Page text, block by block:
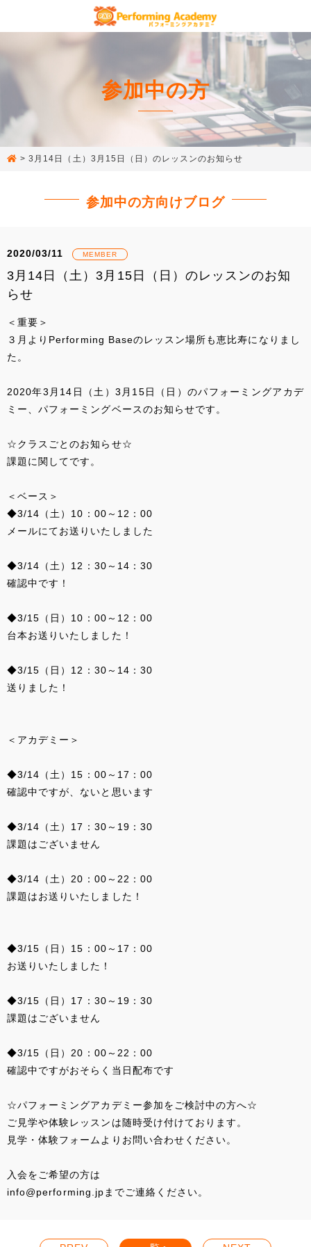
参加中の方
>3月14日（土）3月15日（日）のレッスンのお知らせ
参加中の方向けブログ
2020/03/11 MEMBER
3月14日（土）3月15日（日）のレッスンのお知
らせ
＜重要＞
３月よりPerforming Baseのレッスン場所も恵比寿になりまし
た。
2020年3月14日（土）3月15日（日）のパフォーミングアカデ
ミー、パフォーミングベースのお知らせです。
☆クラスごとのお知らせ☆
課題に関してです。
＜ベース＞
◆3/14（土）10：00～12：00
メールにてお送りいたしました
◆3/14（土）12：30～14：30
確認中です！
◆3/15（日）10：00～12：00
台本お送りいたしました！
◆3/15（日）12：30～14：30
送りました！
＜アカデミー＞
◆3/14（土）15：00～17：00
確認中ですが、ないと思います
◆3/14（土）17：30～19：30
課題はございません
◆3/14（土）20：00～22：00
課題はお送りいたしました！
◆3/15（日）15：00～17：00
お送りいたしました！
◆3/15（日）17：30～19：30
課題はございません
◆3/15（日）20：00～22：00
確認中ですがおそらく当日配布です
☆パフォーミングアカデミー参加をご検討中の方へ☆
ご見学や体験レッスンは随時受け付けております。
見学・体験フォームよりお問い合わせください。
入会をご希望の方は
info@performing.jpまでご連絡ください。